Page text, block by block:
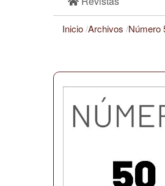
Inicio/Archivos /Número